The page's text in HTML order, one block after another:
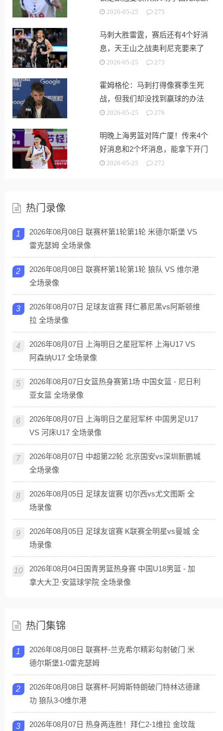
战2026-05-25 275
马刺大胜雷霆，赛后还有4个好消
息，天王山之战奥利尼克要来了
2026-05-25 273
霍姆格伦：马刺打得像赛季生死
战，但我们却没找到赢球的办法
2026-05-25 276
明晚上海男篮对阵广厦！传来4个
好消息和2个坏消息，能拿下开门
红2026-05-25 272
热门录像
1
2026年08月08日 联赛杯第1轮第1轮 米德尔斯堡 VS
雷克瑟姆 全场录像
2
2026年08月08日 联赛杯第1轮第1轮 狼队 VS 维尔港
全场录像
3
2026年08月07日 足球友谊赛 拜仁慕尼黑vs阿斯顿维
拉 全场录像
4
2026年08月07日 上海明日之星冠军杯 上海U17 VS
阿森纳U17 全场录像
5
2026年08月07日女篮热身赛第1场 中国女篮 - 尼日利
亚女篮 全场录像
6
2026年08月07日 上海明日之星冠军杯 中国男足U17
VS 河床U17 全场录像
7
2026年08月07日 中超第22轮 北京国安vs深圳新鹏城
全场录像
8
2026年08月05日 足球友谊赛 切尔西vs尤文图斯 全
场录像
9
2026年08月05日 足球友谊赛 K联赛全明星vs曼城 全
场录像
10
2026年08月04日国青男篮热身赛 中国U18男篮 - 加
拿大大卫·安篮球学院 全场录像
热门集锦
1
2026年08月08日 联赛杯-兰克希尔精彩勾射破门 米
德尔斯堡1-0雷克瑟姆
2
2026年08月08日 联赛杯-阿姆斯特朗破门特林达德建
功 狼队3-0维尔港
3
2026年08月07日 热身两连胜！拜仁2-1维拉 金玟哉